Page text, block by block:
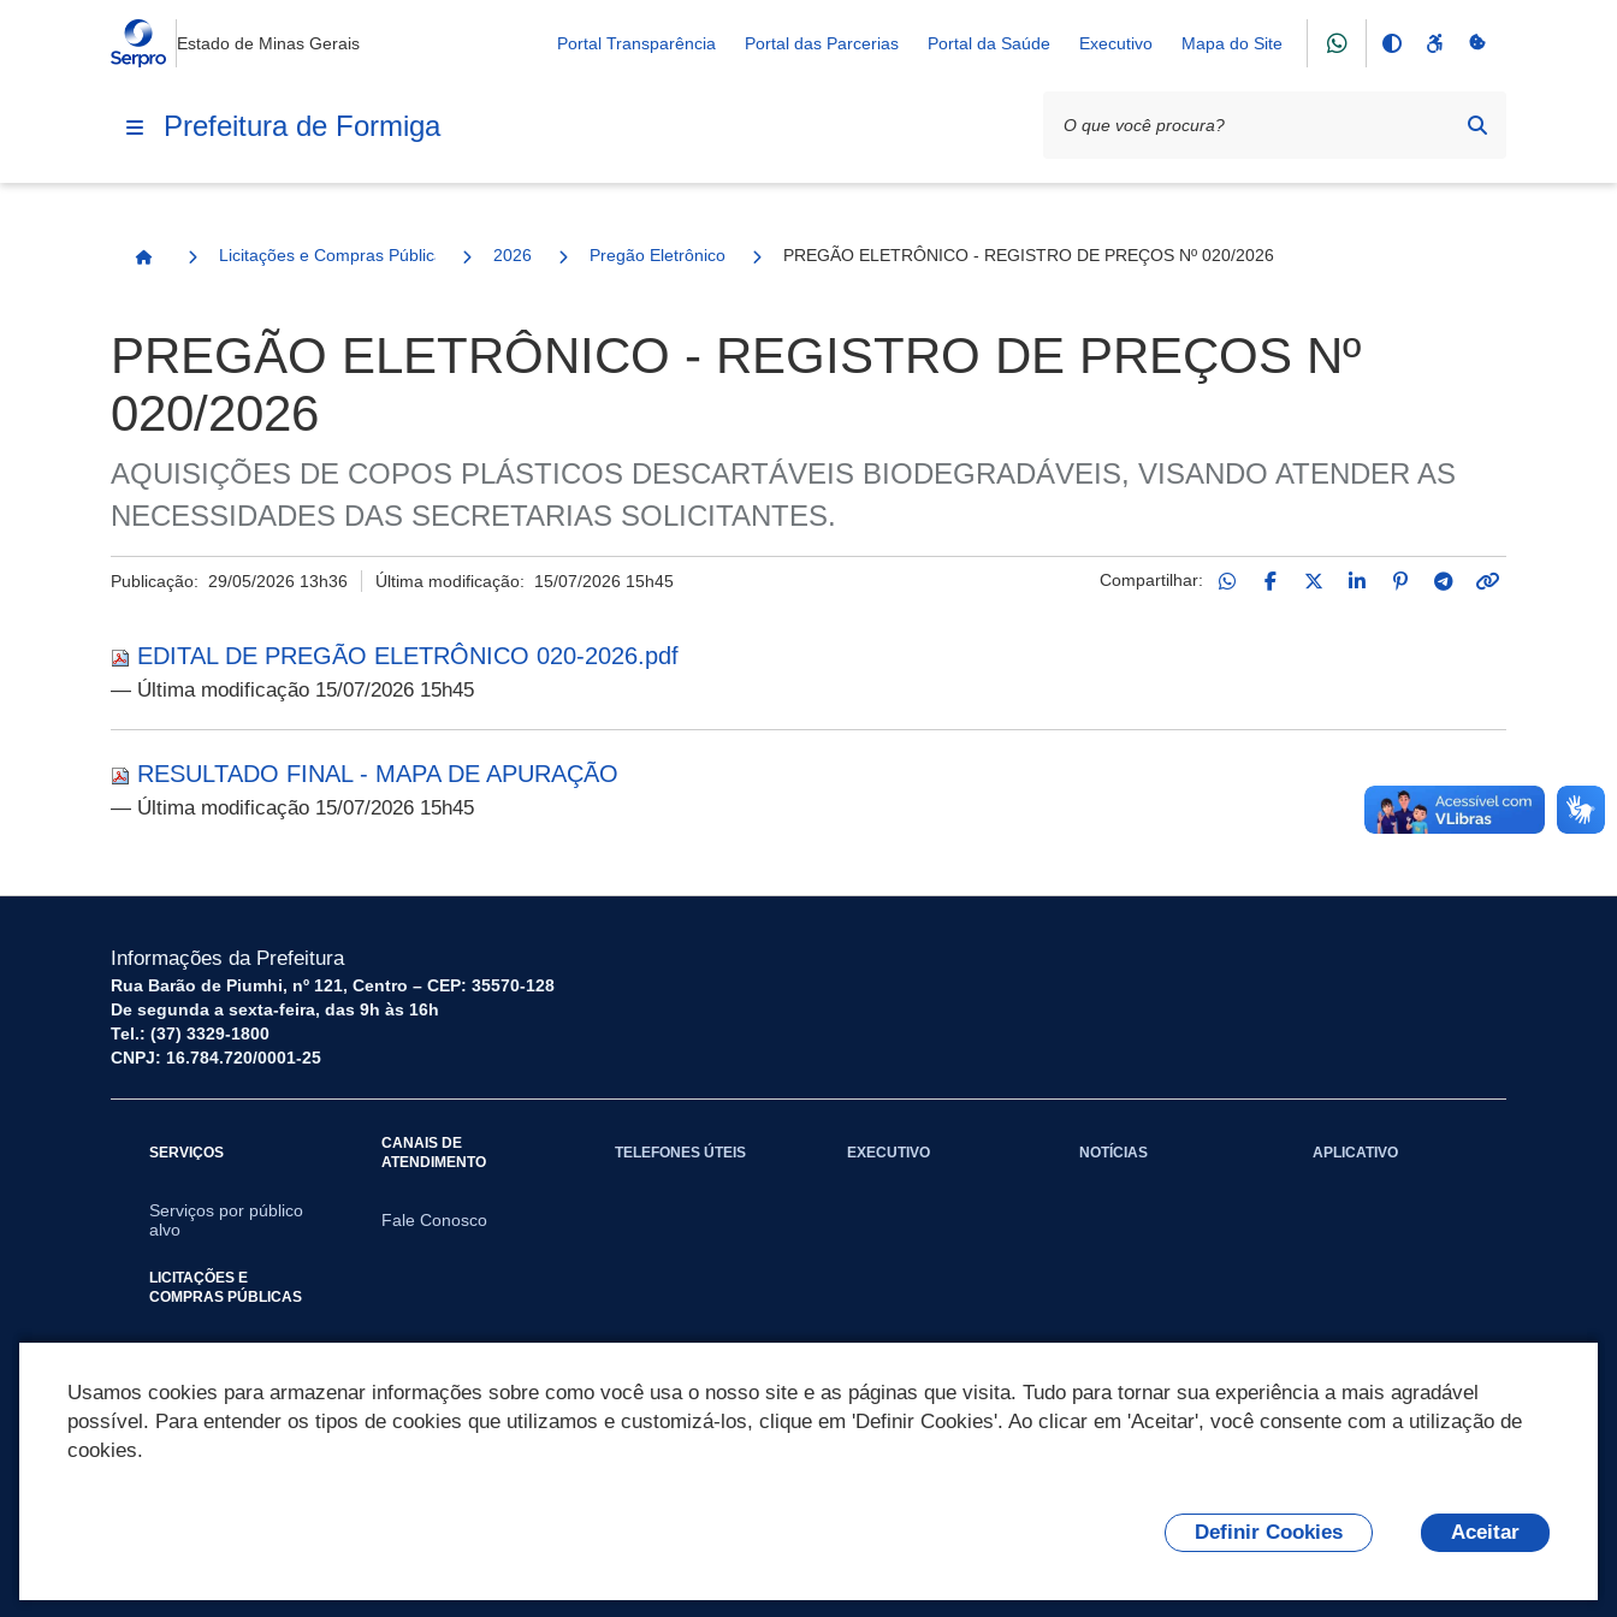
Estado de Minas Gerais Portal Transparência Portal das Parcerias Portal da Saúde Executivo Mapa do Site
Prefeitura de Formiga
Página Inicial
Licitações e Compras Públicas 2026 Pregão Eletrônico PREGÃO ELETRÔNICO - REGISTRO DE PREÇOS Nº 020/2026
PREGÃO ELETRÔNICO - REGISTRO DE PREÇOS Nº
020/2026
AQUISIÇÕES DE COPOS PLÁSTICOS DESCARTÁVEIS BIODEGRADÁVEIS, VISANDO ATENDER AS
NECESSIDADES DAS SECRETARIAS SOLICITANTES.
Publicação: 29/05/2026 13h36 Última modificação: 15/07/2026 15h45 Compartilhar:
EDITAL DE PREGÃO ELETRÔNICO 020-2026.pdf
— Última modificação 15/07/2026 15h45
RESULTADO FINAL - MAPA DE APURAÇÃO
— Última modificação 15/07/2026 15h45
Informações da Prefeitura
Rua Barão de Piumhi, nº 121, Centro – CEP: 35570-128
De segunda a sexta-feira, das 9h às 16h
Tel.: (37) 3329-1800
CNPJ: 16.784.720/0001-25
SERVIÇOS
Serviços por público
alvo
CANAIS DE
ATENDIMENTO
Fale Conosco
TELEFONES ÚTEIS EXECUTIVO NOTÍCIAS APLICATIVO
LICITAÇÕES E
COMPRAS PÚBLICAS
Usamos cookies para armazenar informações sobre como você usa o nosso site e as páginas que visita. Tudo para tornar sua experiência a mais agradável
possível. Para entender os tipos de cookies que utilizamos e customizá-los, clique em 'Definir Cookies'. Ao clicar em 'Aceitar', você consente com a utilização de
cookies.
Definir Cookies Aceitar